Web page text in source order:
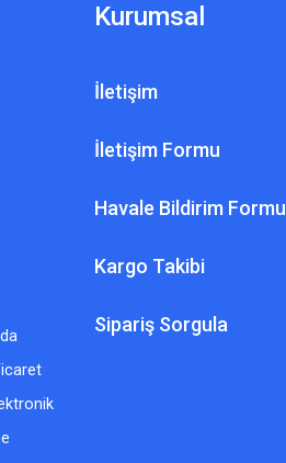
Kurumsal
İletişim
İletişim Formu
Havale Bildirim Formu
Kargo Takibi
Sipariş Sorgula